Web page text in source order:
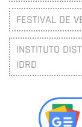
FESTIVAL DE
INSTITUTO
IDRD